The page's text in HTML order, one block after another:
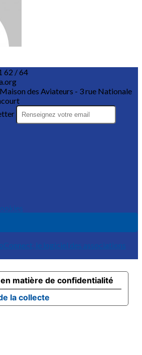
62 / 64
des Aviateurs - 3 rue Nationale
le logiciel des associations
la collecte
matière de confidentialité